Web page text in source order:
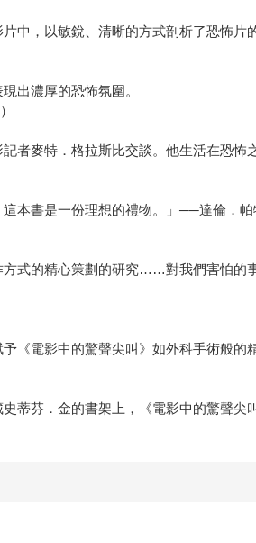
中，以敏銳、清晰的方式剖析了恐怖片
出濃厚的恐怖氛圍。
者麥特．格拉斯比交談。他生活在恐怖
這本書是一份理想的禮物。」──達倫．
式的精心策劃的研究……對我們害怕的
《電影中的驚聲尖叫》如外科手術般的
蒂芬．金的書架上，《電影中的驚聲尖